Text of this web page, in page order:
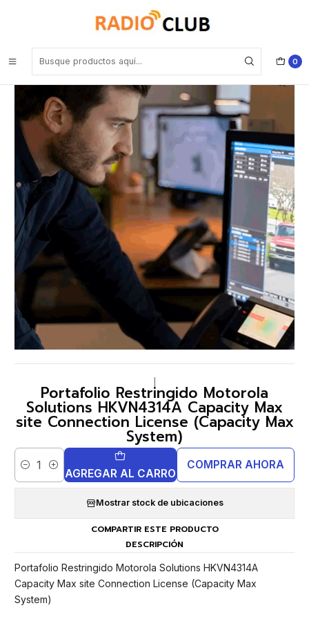
0
Portafolio Restringido Motorola Solutions HKVN4314A Capacity Max
site Connection License (Capacity Max System)
Portafolio Restringido Motorola
Solutions HKVN4314A Capacity Max
site Connection License (Capacity Max
System)
Cantidad AGREGAR AL CARRO
COMPRAR AHORA
Mostrar stock de ubicaciones
COMPARTIR ESTE PRODUCTO
DESCRIPCIÓN
Portafolio Restringido Motorola Solutions HKVN4314A
Capacity Max site Connection License (Capacity Max
System)